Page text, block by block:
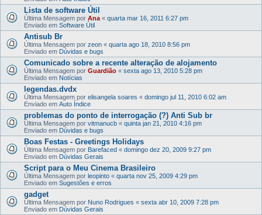
Lista de software Útil
Última Mensagem por Ana « quarta mar 16, 2011 6:27 pm
Enviado em Software Útil
Antisub Br
Última Mensagem por zeon « quarta ago 18, 2010 8:56 pm
Enviado em Dúvidas e bugs
Comunicado sobre a recente alteração de alojamento
Última Mensagem por Guardião « sexta ago 13, 2010 5:28 pm
Enviado em Notícias
legendas.dvdx
Última Mensagem por elisangela soares « domingo jul 11, 2010 6:02 am
Enviado em Auto Índice
problemas do ponto de interrogação (?) Anti Sub br
Última Mensagem por vitmanucb « quinta jan 21, 2010 4:16 pm
Enviado em Dúvidas e bugs
Boas Festas - Greetings Holidays
Última Mensagem por Barefaced « domingo dez 20, 2009 9:27 pm
Enviado em Dúvidas Gerais
Script para o Meu Cinema Brasileiro
Última Mensagem por leopinto « quarta nov 25, 2009 4:29 pm
Enviado em Sugestões e erros
gadget
Última Mensagem por Nuno Rodrigues « sexta abr 10, 2009 7:28 pm
Enviado em Dúvidas Gerais